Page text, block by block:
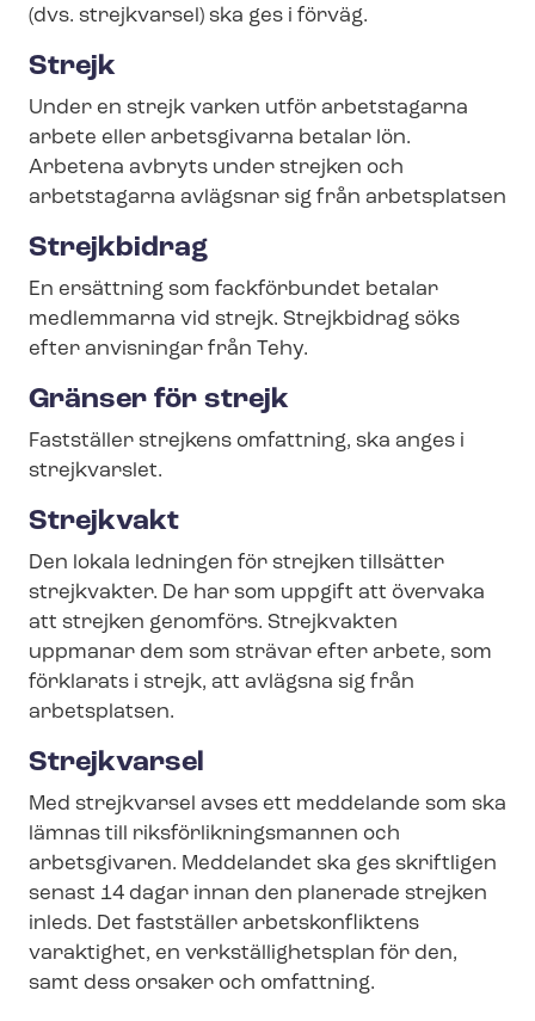
(dvs. strejkvarsel) ska ges i förväg.
Strejk
Under en strejk varken utför arbetstagarna
arbete eller arbetsgivarna betalar lön.
Arbetena avbryts under strejken och
arbetstagarna avlägsnar sig från arbetsplatsen
Strejkbidrag
En ersättning som fackförbundet betalar
medlemmarna vid strejk. Strejkbidrag söks
efter anvisningar från Tehy.
Gränser för strejk
Fastställer strejkens omfattning, ska anges i
strejkvarslet.
Strejkvakt
Den lokala ledningen för strejken tillsätter
strejkvakter. De har som uppgift att övervaka
att strejken genomförs. Strejkvakten
uppmanar dem som strävar efter arbete, som
förklarats i strejk, att avlägsna sig från
arbetsplatsen.
Strejkvarsel
Med strejkvarsel avses ett meddelande som ska
lämnas till riks­för­lik­nings­man­nen och
arbetsgivaren. Meddelandet ska ges skriftligen
senast 14 dagar innan den planerade strejken
inleds. Det fastställer arbetskonfliktens
varaktighet, en verk­stäl­lig­hets­plan för den,
samt dess orsaker och omfattning.